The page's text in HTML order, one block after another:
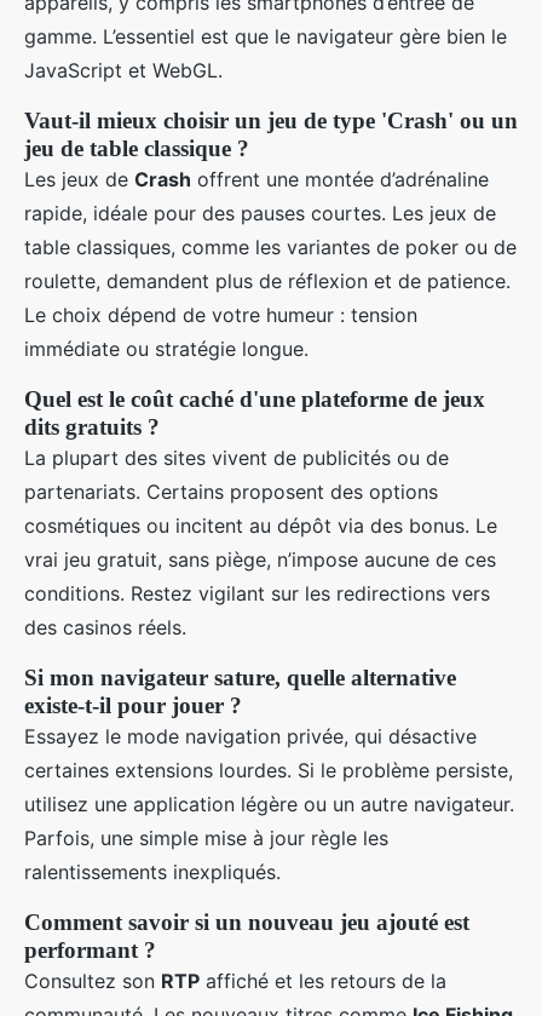
gamme. L’essentiel est que le navigateur gère bien le
JavaScript et WebGL.
Vaut-il mieux choisir un jeu de type 'Crash' ou un
jeu de table classique ?
Les jeux de Crash offrent une montée d’adrénaline
rapide, idéale pour des pauses courtes. Les jeux de
table classiques, comme les variantes de poker ou de
roulette, demandent plus de réflexion et de patience.
Le choix dépend de votre humeur : tension
immédiate ou stratégie longue.
Quel est le coût caché d'une plateforme de jeux
dits gratuits ?
La plupart des sites vivent de publicités ou de
partenariats. Certains proposent des options
cosmétiques ou incitent au dépôt via des bonus. Le
vrai jeu gratuit, sans piège, n’impose aucune de ces
conditions. Restez vigilant sur les redirections vers
des casinos réels.
Si mon navigateur sature, quelle alternative
existe-t-il pour jouer ?
Essayez le mode navigation privée, qui désactive
certaines extensions lourdes. Si le problème persiste,
utilisez une application légère ou un autre navigateur.
Parfois, une simple mise à jour règle les
ralentissements inexpliqués.
Comment savoir si un nouveau jeu ajouté est
performant ?
Consultez son RTP affiché et les retours de la